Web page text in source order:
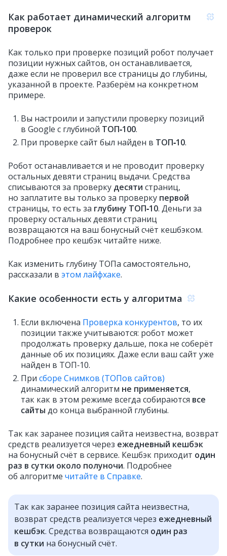
Как работает динамический алгоритм
проверок
Как только при проверке позиций робот получает
позиции нужных сайтов, он останавливается,
даже если не проверил все страницы до глубины,
указанной в проекте. Разберём на конкретном
примере.
Вы настроили и запустили проверку позиций
в Google с глубиной ТОП‑100.
При проверке сайт был найден в ТОП‑10.
Робот останавливается и не проводит проверку
остальных девяти страниц выдачи. Средства
списываются за проверку десяти страниц,
но заплатите вы только за проверку первой
страницы, то есть за глубину ТОП‑10. Деньги за
проверку остальных девяти страниц
возвращаются на ваш бонусный счёт кешбэком.
Подробнее про кешбэк читайте ниже.
Как изменить глубину ТОПа самостоятельно,
рассказали в этом лайфхаке.
Какие особенности есть у алгоритма
Если включена Проверка конкурентов, то их
позиции также учитываются: робот может
продолжать проверку дальше, пока не соберёт
данные об их позициях. Даже если ваш сайт уже
найден в ТОП‑10.
При сборе Снимков (ТОПов сайтов)
динамический алгоритм не применяется,
так как в этом режиме всегда собираются все
сайты до конца выбранной глубины.
Так как заранее позиция сайта неизвестна, возврат
средств реализуется через ежедневный кешбэк
на бонусный счёт в сервисе. Кешбэк приходит один
раз в сутки около полуночи. Подробнее
об алгоритме читайте в Справке.
Так как заранее позиция сайта неизвестна,
возврат средств реализуется через ежедневный
кешбэк. Средства возвращаются один раз
в сутки на бонусный счёт.